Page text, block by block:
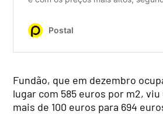
Fundão, que em dezembro
lugar com 585 euros por m2,
mais de 100 euros para 694